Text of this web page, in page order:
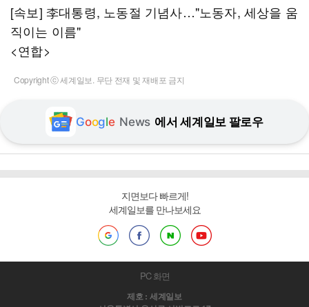
[속보] 李대통령, 노동절 기념사…"노동자, 세상을 움
직이는 이름"
<연합>
Copyright ⓒ 세계일보. 무단 전재 및 재배포 금지
Google News 에서 세계일보 팔로우
지면보다 빠르게!
세계일보를 만나보세요
PC 화면
제호 : 세계일보